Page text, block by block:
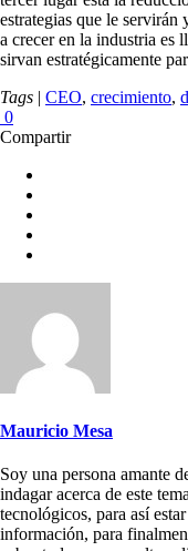
estrategias que le
a crecer en la industria es
sirvan estratégicamente
Tags | CEO, crecimiento,
0
Compartir
Mauricio Mesa
Soy una persona amante
indagar acerca de este
tecnológicos, para así
información, para